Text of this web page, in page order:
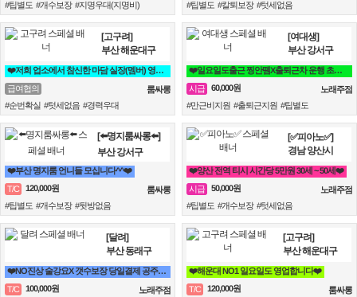
#팁별도 #개수보장 #지명우대(지명비)
#팁별도 #칼퇴보장 #텃세없음
[고구려]
부산 해운대구
❤️저희 업소에서 참신한 마담 실장(멤버) 영업진 구좌 사장님들을 모십니다❤️
급여협의
룸싸롱
#순번확실 #텃세없음 #경력우대
[여대생]
부산 강서구
❤️일요일도출근 찡안뗌X출퇴근차 운행 초보자 투잡가능 초이스X 얼굴팔림X❤️
시급
60,000원
노래주점
#만근비지원 #출퇴근지원 #팁별도
[⬅️명지룸싸롱⬅️]
부산 강서구
❤️부산 명지룸 언니들 모십니다^^❤️
T/C
120,000원
룸싸롱
#팁별도 #개수보장 #뒷방없음
[✅피아노✅]
경남 양산시
❤️양산 전역 티시 시간당 5만원 30세 ~ 50세❤️
시급
50,000원
노래주점
#팁별도 #개수보장 #텃세없음
[달려]
부산 동래구
❤️NO진상 술강요X 갯수보장 당일결제 공주님모집❤️
T/C
100,000원
노래주점
[고구려]
부산 해운대구
❤️해운대 NO1 일요일도 영업합니다❤️
T/C
120,000원
룸싸롱